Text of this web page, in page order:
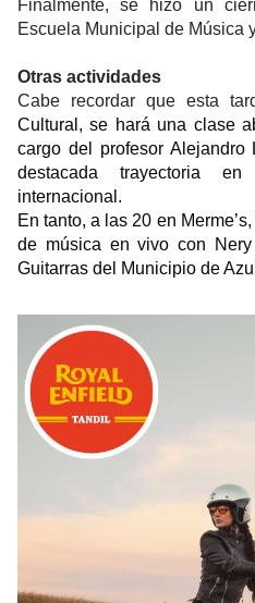
Finalmente, se hizo un
Escuela Municipal de Música
Otras actividades
Cabe recordar que esta
Cultural, se hará una clase
cargo del profesor Alejandro
destacada trayectoria
internacional.
En tanto, a las 20 en
de música en vivo con
Guitarras del Municipio de Azul